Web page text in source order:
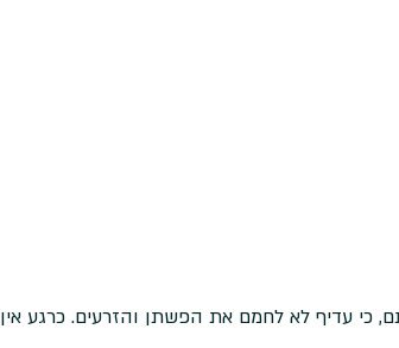
כי עדיף לא לחמם את הפשתן והזרעים. כרגע אין